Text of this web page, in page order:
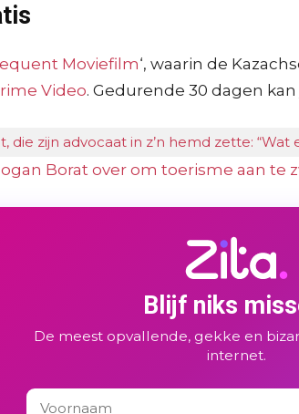
Moviefilm‘, waarin de
Video. Gedurende 30 dagen
zijn advocaat in z’n hemd zette: “Wat
Borat over om toerisme aan te
Blijf niks
De meest opvallende, gekke en
internet.